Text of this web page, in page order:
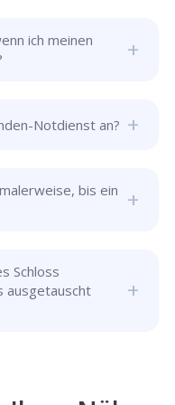
ich meinen
Notdienst an?
bis ein
Schloss
ausgetauscht